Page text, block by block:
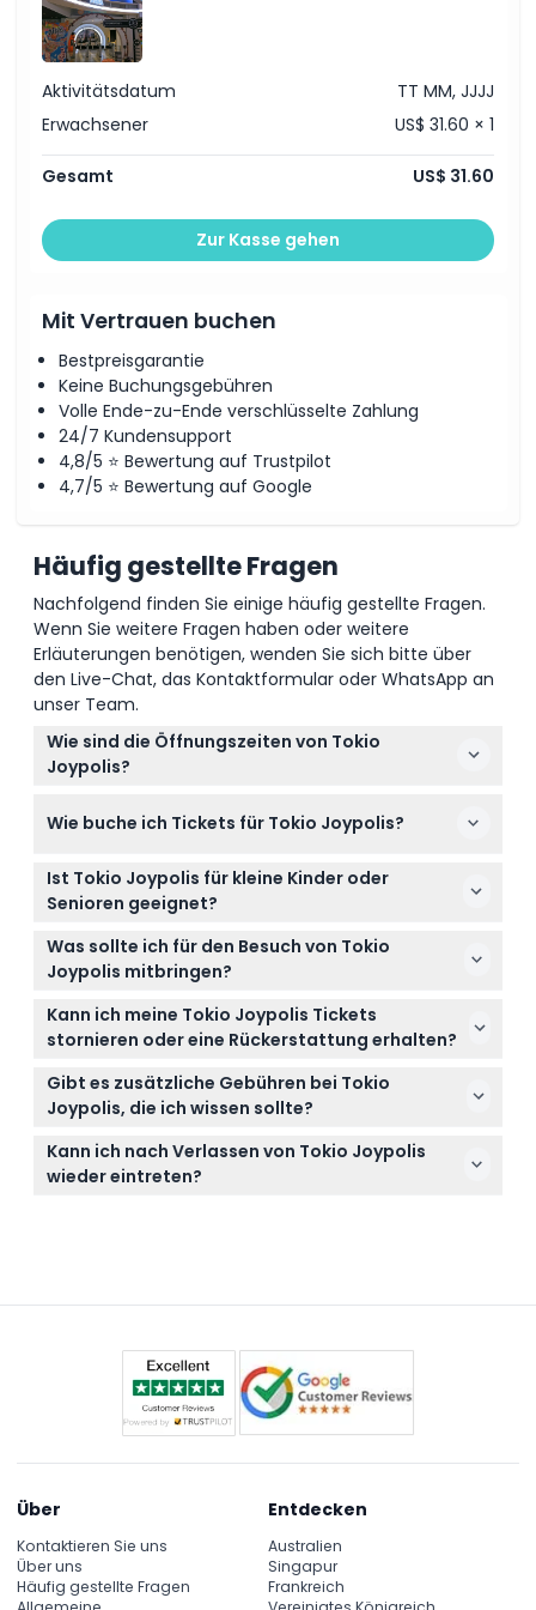
schöne Erinnerungen zu schaffen.
Highlights
Inklusivleistungen
Richtlinie für Kinder und Erwachsene
Öffnungszeiten
Dinge, die Sie wissen sollten
Ort
Wie man dorthin gelangt
Stornierungsbedingungen
Aktivitätsdatum
TT MM, JJJJ
Erwachsener
US$ 31.60 × 1
Gesamt US$ 31.60
Zur Kasse gehen
Mit Vertrauen buchen
Bestpreisgarantie
Keine Buchungsgebühren
Volle Ende-zu-Ende verschlüsselte Zahlung
24/7 Kundensupport
4,8/5 ⭐ Bewertung auf Trustpilot
4,7/5 ⭐ Bewertung auf Google
Häufig gestellte Fragen
Nachfolgend finden Sie einige häufig gestellte Fragen.
Wenn Sie weitere Fragen haben oder weitere
Erläuterungen benötigen, wenden Sie sich bitte über
den Live-Chat, das Kontaktformular oder WhatsApp an
unser Team.
Wie sind die Öffnungszeiten von Tokio
Joypolis?
19:00 Uhr und an Wochenenden sowie Feiertagen
erfolgt in der Regel 45 Minuten vor Schließung
(Änderungen vorbehalten – bitte bestätigen Sie
Wie buche ich Tickets für Tokio Joypolis?
Sie können Ihre Tickets ganz einfach online direkt
hier auf dieser Webseite buchen, was Ihnen
ermöglicht, Verfügbarkeit zu prüfen und Datum
sowie Uhrzeit Ihres Besuchs auszuwählen.
Ist Tokio Joypolis für kleine Kinder oder
Senioren geeignet?
Kinder unter 7 Jahren, die mindestens 110 cm groß
sind, erhalten freien Eintritt, müssen aber Tickets
für die Nutzung der Attraktionen kaufen.
Erwachsene ab 60 Jahren haben freien Eintritt, für
Fahrgeschäfte sind jedoch eventuell Tickets
Was sollte ich für den Besuch von Tokio
Joypolis mitbringen?
Bringen Sie bequeme Kleidung und Schuhe zum
Gehen und für Fahrgeschäfte mit. Denken Sie
daran, Ihre Buchungsbestätigung zum Eintritt
mitzubringen, und beachten Sie, dass Speisen und
Getränke nicht inbegriffen sind.
Kann ich meine Tokio Joypolis Tickets
stornieren oder eine Rückerstattung erhalten?
Tickets für Tokio Joypolis sind nicht
erstattungsfähig und können nicht storniert
werden, stellen Sie also vor der Buchung sicher,
dass Ihre Pläne feststehen.
Gibt es zusätzliche Gebühren bei Tokio
Joypolis, die ich wissen sollte?
Einige Attraktionen und Spiele können zusätzliche
Gebühren über den Eintrittspreis hinaus haben, und
Kann ich nach Verlassen von Tokio Joypolis
wieder eintreten?
Über
Kontaktieren Sie uns
Über uns
Häufig gestellte Fragen
Entdecken
Australien
Singapur
Frankreich